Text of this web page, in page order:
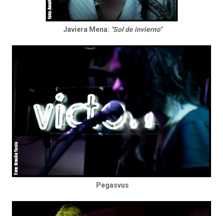
Javiera Mena: "Sol de invierno"
Pegasvus